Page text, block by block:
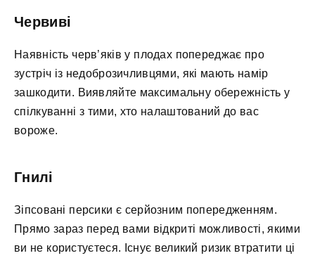
Червиві
Наявність черв’яків у плодах попереджає про
зустріч із недоброзичливцями, які мають намір
зашкодити. Виявляйте максимальну обережність у
спілкуванні з тими, хто налаштований до вас
вороже.
Гнилі
Зіпсовані персики є серйозним попередженням.
Прямо зараз перед вами відкриті можливості, якими
ви не користуєтеся. Існує великий ризик втратити ці